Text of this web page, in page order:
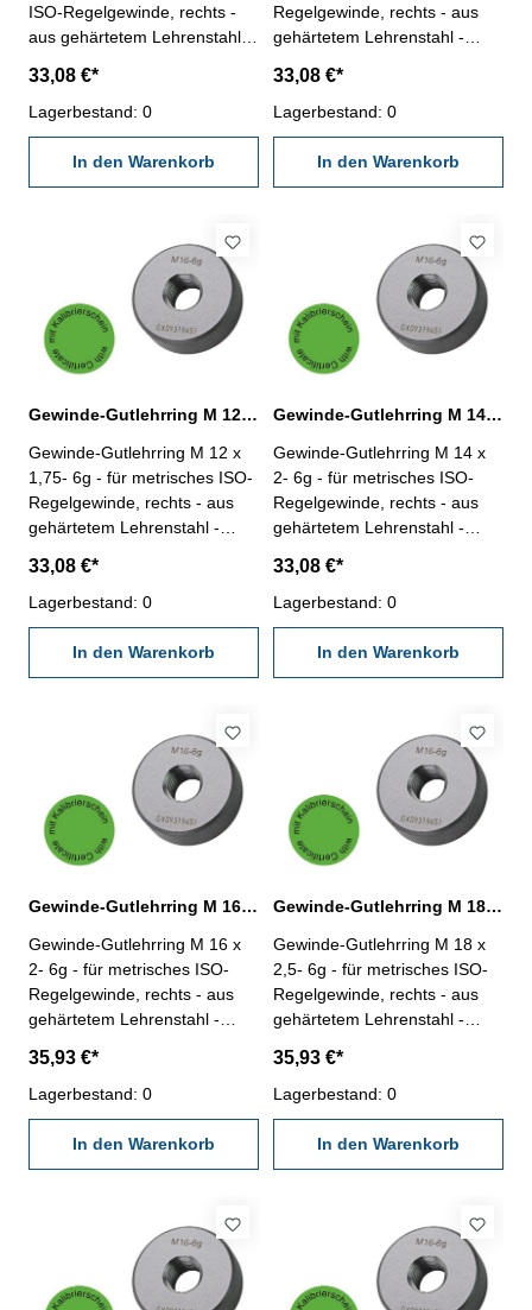
ISO-Regelgewinde, rechts -
aus gehärtetem Lehrenstahl -
- mit Kalibrierschein nach
VDI/VDE/DGQ 2618/4.8
Abmessung: M 8 x 1,25
33,08 €*
Lagerbestand: 0
In den Warenkorb
Regelgewinde, rechts - aus
gehärtetem Lehrenstahl -
Kalibrierschein nach
VDI/VDE/DGQ 2618/4.8
Abmessung: M 10 x 1,5
33,08 €*
Lagerbestand: 0
In den Warenkorb
Gewinde-Gutlehrring M 12 x 1,75- 6g DIN 13
Gewinde-Gutlehrring M 12 x
1,75- 6g - für metrisches ISO-
Regelgewinde, rechts - aus
gehärtetem Lehrenstahl -
Kalibrierschein nach
VDI/VDE/DGQ 2618/4.8
Abmessung: M 12 x 1,75
33,08 €*
Lagerbestand: 0
In den Warenkorb
Gewinde-Gutlehrring M 14 x 2- 6g DIN 13
Gewinde-Gutlehrring M 14 x
2- 6g - für metrisches ISO-
Regelgewinde, rechts - aus
gehärtetem Lehrenstahl -
Kalibrierschein nach
VDI/VDE/DGQ 2618/4.8
Abmessung: M 14 x 2
33,08 €*
Lagerbestand: 0
In den Warenkorb
Gewinde-Gutlehrring M 16 x 2- 6g DIN 13
Gewinde-Gutlehrring M 16 x
2- 6g - für metrisches ISO-
Regelgewinde, rechts - aus
gehärtetem Lehrenstahl -
Kalibrierschein nach
VDI/VDE/DGQ 2618/4.8
Abmessung: M 16 x 2
35,93 €*
Lagerbestand: 0
In den Warenkorb
Gewinde-Gutlehrring M 18 x 2,5- 6g DIN 13
Gewinde-Gutlehrring M 18 x
2,5- 6g - für metrisches ISO-
Regelgewinde, rechts - aus
gehärtetem Lehrenstahl -
Kalibrierschein nach
VDI/VDE/DGQ 2618/4.8
Abmessung: M 18 x 2,5
35,93 €*
Lagerbestand: 0
In den Warenkorb